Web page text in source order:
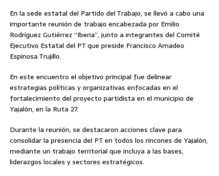
En la sede estatal del Partido del Trabajo, se llevó a cabo una
importante reunión de trabajo encabezada por Emilio
Rodríguez Gutiérrez “Iberia”, junto a integrantes del Comité
Ejecutivo Estatal del PT que preside Francisco Amadeo
Espinosa Trujillo.
En este encuentro el objetivo principal fue delinear
estrategias políticas y organizativas enfocadas en el
fortalecimiento del proyecto partidista en el municipio de
Yajalón, en la Ruta 27.
Durante la reunión, se destacaron acciones clave para
consolidar la presencia del PT en todos los rincones de Yajalón,
mediante un trabajo territorial que incluya a las bases,
liderazgos locales y sectores estratégicos.